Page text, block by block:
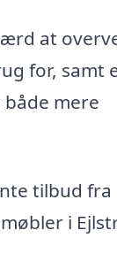
at
for, samt
mere
tilbud fra
i